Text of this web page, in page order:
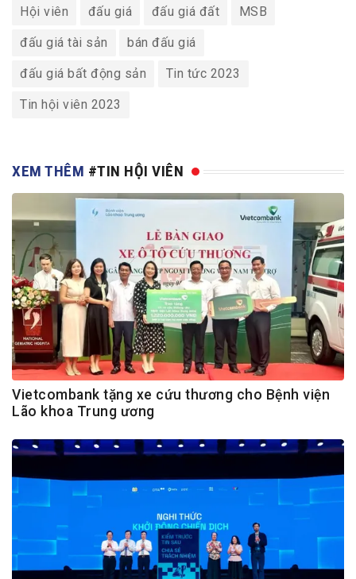
Hội viên đấu giá đấu giá đất MSB
đấu giá tài sản bán đấu giá
đấu giá bất động sản Tin tức 2023
Tin hội viên 2023
XEM THÊM #TIN HỘI VIÊN
Vietcombank tặng xe cứu thương cho Bệnh viện
Lão khoa Trung ương